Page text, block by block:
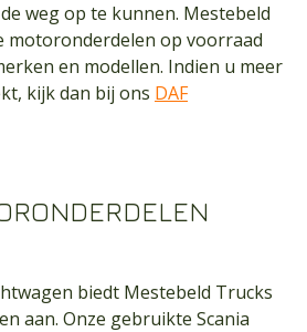
weg op te kunnen. Mestebeld
motoronderdelen op voorraad
en modellen. Indien u meer
kijk dan bij ons DAF
biedt Mestebeld Trucks
aan. Onze gebruikte Scania